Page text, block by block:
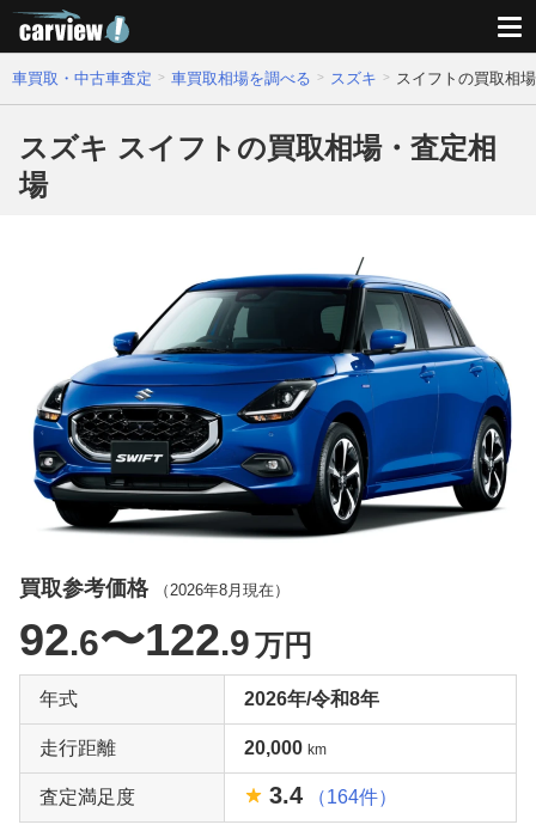
車買取・中古車査定 車買取相場を調べる スズキ スイフトの買取相
スズキ スイフトの買取相場・査定相
場
買取参考価格 （ 2026年8月 現在）
92.6〜122.9万円
年式 2026年/令和8年
走行距離 20,000 km
査定満足度 3.4 （164件）